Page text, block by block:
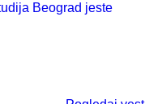
Beograd jeste